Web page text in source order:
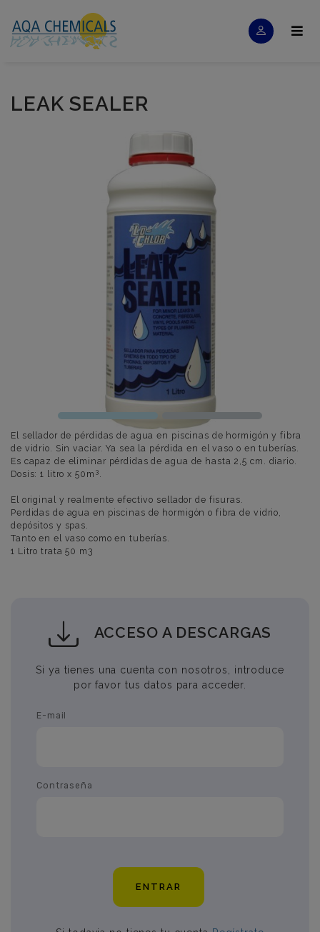
LEAK SEALER
El sellador de pérdidas de agua en piscinas de hormigón y fibra
de vidrio. Sin vaciar. Ya sea la pérdida en el vaso o en tuberías.
Es capaz de eliminar pérdidas de agua de hasta 2,5 cm. diario.
Dosis: 1 litro x 50m 3
El original y realmente efectivo sellador de fisuras.
Perdidas de agua en piscinas de hormigón o fibra de vidrio,
depósitos y spas.
Tanto en el vaso como en tuberías.
1 Litro trata 50 m3
ACCESO A DESCARGAS
Si ya tienes una cuenta con nosotros, introduce
por favor tus datos para acceder.
E-mail
Contraseña
ENTRAR